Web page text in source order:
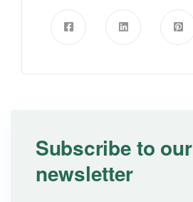
Subscribe to our
newsletter